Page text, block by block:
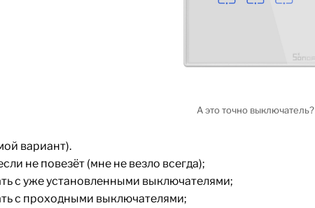
А это точно выключатель?
вариант).
не повезёт (мне не везло всегда);
с уже установленными выключателями;
с проходными выключателями;